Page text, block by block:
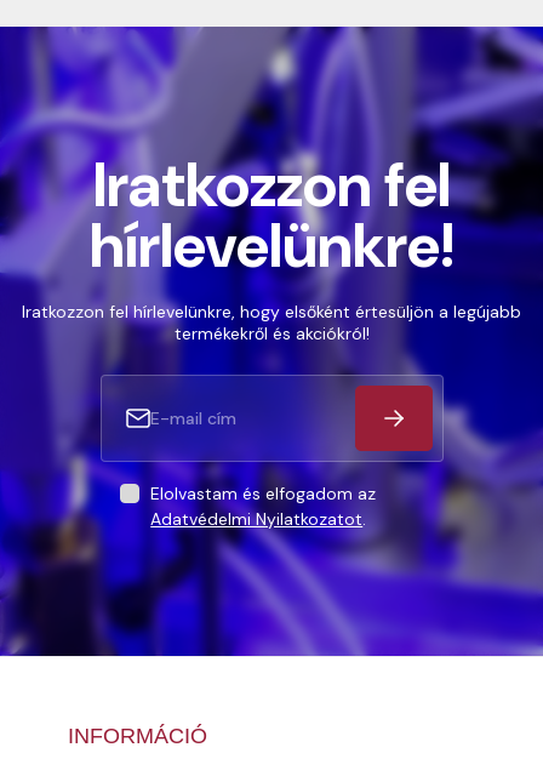
Iratkozzon fel
hírlevelünkre!
Iratkozzon fel hírlevelünkre, hogy elsőként értesüljön a legújabb
termékekről és akciókról!
Elolvastam és elfogadom az
Adatvédelmi Nyilatkozatot.
INFORMÁCIÓ